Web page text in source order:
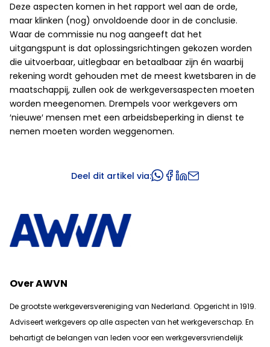
Deze aspecten komen in het rapport wel aan de orde,
maar klinken (nog) onvoldoende door in de conclusie.
Waar de commissie nu nog aangeeft dat het
uitgangspunt is dat oplossingsrichtingen gekozen worden
die uitvoerbaar, uitlegbaar en betaalbaar zijn én waarbij
rekening wordt gehouden met de meest kwetsbaren in de
maatschappij, zullen ook de werkgeversaspecten moeten
worden meegenomen. Drempels voor werkgevers om
′nieuwe′ mensen met een arbeidsbeperking in dienst te
nemen moeten worden weggenomen.
Deel dit artikel via:
Over AWVN
De grootste werkgeversvereniging van Nederland. Opgericht in 1919.
Adviseert werkgevers op alle aspecten van het werkgeverschap. En
behartigt de belangen van leden voor een werkgeversvriendelijk